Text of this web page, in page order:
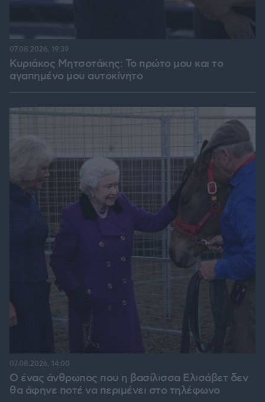
Κυριάκος Μητσοτάκης: Το πρώτο μου και το
αγαπημένο μου αυτοκίνητο
07.08.2026, 19:39
Ο ένας άνθρωπος που η βασίλισσα Ελισάβετ δεν
θα άφηνε ποτέ να περιμένει στο τηλέφωνο
07.08.2026, 14:00